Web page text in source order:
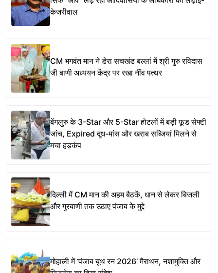
केजरीवाल
CM भगवंत मान ने डेरा सचखंड बल्लां में श्री गुरु रविदास
जी बाणी अध्ययन केंद्र पर रखा नींव पत्थर
बेंगलुरु के 3-Star और 5-Star होटलों में बड़ी फूड सेफ्टी
जांच, Expired दूध-मांस और खराब सब्जियां मिलने से
मचा हड़कंप
दिल्ली में CM मान की अहम बैठकें, धान से लेकर बिजली
और गुरबाणी तक उठाए पंजाब के मुद्दे
मोहाली में ‘पंजाब यूथ रन 2026’ मैराथन, नशामुक्ति और